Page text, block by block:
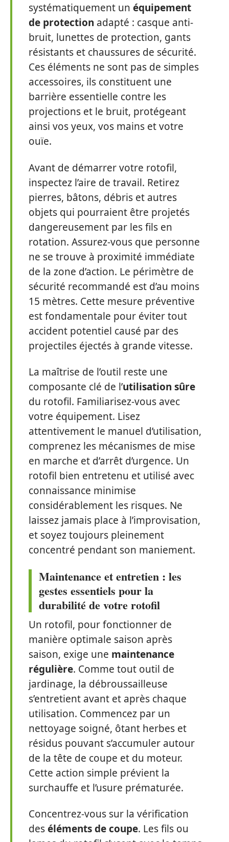
systématiquement un équipement
de protection adapté : casque anti-
bruit, lunettes de protection, gants
résistants et chaussures de sécurité.
Ces éléments ne sont pas de simples
accessoires, ils constituent une
barrière essentielle contre les
projections et le bruit, protégeant
ainsi vos yeux, vos mains et votre
ouïe.
Avant de démarrer votre rotofil,
inspectez l’aire de travail. Retirez
pierres, bâtons, débris et autres
objets qui pourraient être projetés
dangereusement par les fils en
rotation. Assurez-vous que personne
ne se trouve à proximité immédiate
de la zone d’action. Le périmètre de
sécurité recommandé est d’au moins
15 mètres. Cette mesure préventive
est fondamentale pour éviter tout
accident potentiel causé par des
projectiles éjectés à grande vitesse.
La maîtrise de l’outil reste une
composante clé de l’utilisation sûre
du rotofil. Familiarisez-vous avec
votre équipement. Lisez
attentivement le manuel d’utilisation,
comprenez les mécanismes de mise
en marche et d’arrêt d’urgence. Un
rotofil bien entretenu et utilisé avec
connaissance minimise
considérablement les risques. Ne
laissez jamais place à l’improvisation,
et soyez toujours pleinement
concentré pendant son maniement.
Maintenance et entretien : les
gestes essentiels pour la
durabilité de votre rotofil
Un rotofil, pour fonctionner de
manière optimale saison après
saison, exige une maintenance
régulière. Comme tout outil de
jardinage, la débroussailleuse
s’entretient avant et après chaque
utilisation. Commencez par un
nettoyage soigné, ôtant herbes et
résidus pouvant s’accumuler autour
de la tête de coupe et du moteur.
Cette action simple prévient la
surchauffe et l’usure prématurée.
Concentrez-vous sur la vérification
deséléments de coupe. Les fils ou